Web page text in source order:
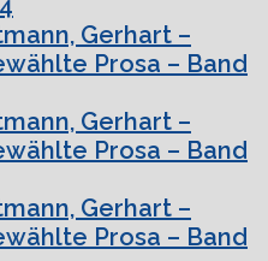
Gerhart –
Prosa – Band
Gerhart –
Prosa – Band
Gerhart –
Prosa – Band